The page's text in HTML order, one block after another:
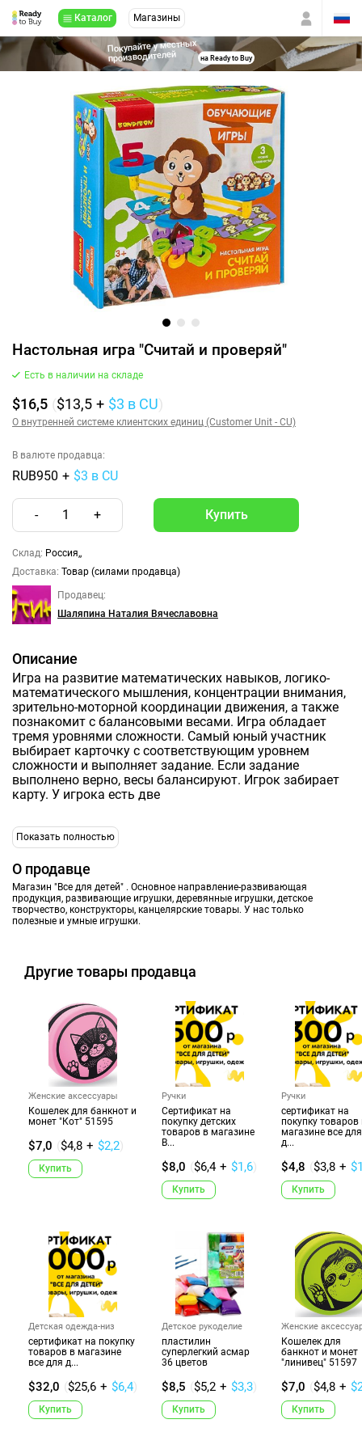
Каталог Магазины
Покупайте у местных
производителей на Ready to Buy
Настольная игра "Считай и проверяй"
Есть в наличии на складе
$16,5 ($13,5 + $3 в CU)
О внутренней системе клиентских единиц (Customer Unit - CU)
В валюте продавца:
RUB950 + $3 в CU
- 1 +
Склад: Россия,,
Доставка: Товар (силами продавца)
Продавец:
Шаляпина Наталия Вячеславовна
Описание
Игра на развитие математических навыков, логико-
математического мышления, концентрации внимания,
зрительно-моторной координации движения, а также
познакомит с балансовыми весами. Игра обладает
тремя уровнями сложности. Самый юный участник
выбирает карточку с соответствующим уровнем
сложности и выполняет задание. Если задание
выполнено верно, весы балансируют. Игрок забирает
карту. У игрока есть две
Показать полностью
О продавце
Магазин "Все для детей" . Основное направление-развивающая
продукция, развивающие игрушки, деревянные игрушки, детское
творчество, конструкторы, канцелярские товары. У нас только
полезные и умные игрушки.
Другие товары продавца
Женские аксессуары
Кошелек для банкнот и
монет "Кот" 51595
$7,0 ($4,8 + $2,2)
Купить
Ручки
Сертификат на
покупку детских
товаров в магазине
В...
$8,0 ($6,4 + $1,6)
Купить
Ручки
сертификат на
покупку товаров
магазине все для
д...
$4,8 ($3,8 +
Купить
Детская одежда-низ
сертификат на покупку
товаров в магазине
все для д...
$32,0 ($25,6 + $6,4)
Купить
Детское рукоделие
пластилин
суперлегкий асмар
36 цветов
$8,5 ($5,2 + $3,3)
Купить
Женские
Кошелек для
банкнот и монет
"линивец" 51597
$7,0 ($4,8 +
Купить